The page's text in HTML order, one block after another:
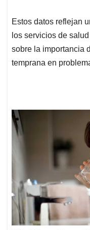
Estos datos reflejan
los servicios de
sobre la importancia
temprana en